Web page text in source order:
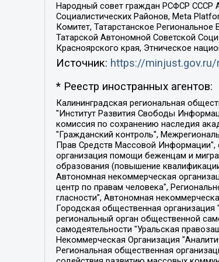
Народный совет граждан РСФСР СССР
Социалистических Районов, Meta
Комитет, Татарстанское
Татарской Автономной Советской
Красноярского края, Этническое
Источник: https://
* Реестр иностранных агентов:
Калининградская региональная общественная организация "Экозащита!-Женсовет", Фонд содействия защите прав и свобод граждан "Общественный вердикт", Фонд "Институт Развития Свободы Информации", Частное учреждение "Информационное агентство МЕМО. РУ", Региональная общественная организация "Общественная комиссия по сохранению наследия академика Сахарова", Фонд поддержки свободы прессы, Санкт-Петербургская общественная правозащитная организация "Гражданский контроль", Межрегиональная общественная организация "Информационно-просветительский центр "Мемориал", Региональный Фонд "Центр Защиты Прав Средств Массовой Информации", с 05.12.2023 Фонд "Центр Защиты Прав Средств массовой информации", Региональная общественная благотворительная организация помощи беженцам и мигрантам "Гражданское содействие", Негосударственное образовательное учреждение дополнительного профессионального образования (повышение квалификации) специалистов "АКАДЕМИЯ ПО ПРАВАМ ЧЕЛОВЕКА", Свердловская региональная общественная организация "Сутяжник", Автономная некоммерческая организация "Центр независимых социологических исследований", Союз общественных объединений "Российский исследовательский центр по правам человека", Региональное общественное учреждение научно-информационный центр "МЕМОРИАЛ", Некоммерческая организация "Фонд защиты гласности", Автономная некоммерческая организация "Институт прав человека", Городская общественная организация "Екатеринбургское общество "МЕМОРИАЛ", Городская общественная организация "Рязанское историко-просветительское и правозащитное общество "Мемориал" (Рязанский Мемориал), Челябинский региональный орган общественной самодеятельности – женское общественное объединение "Женщины Евразии", Челябинский региональный орган общественной самодеятельности "Уральская правозащитная группа", Фонд содействия защите здоровья и социальной справедливости имени Андрея Рылькова, Автономная Некоммерческая Организация "Аналитический Центр Юрия Левады", Автономная некоммерческая организация социальной поддержки населения "Проект Апрель", Региональная общественная организация помощи женщинам и детям, находящимся в кризисной ситуации "Информационно-методический центр "Анна", Фонд содействия развитию массовых коммуникаций и правовому просвещению "Так-так-Так", Фонд содействия